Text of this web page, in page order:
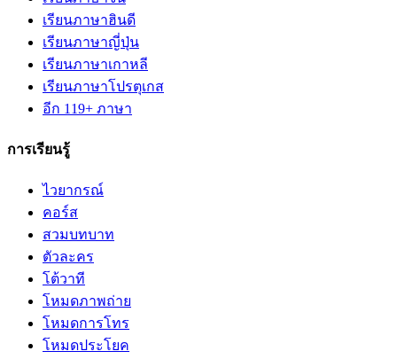
เรียนภาษาฮินดี
เรียนภาษาญี่ปุ่น
เรียนภาษาเกาหลี
เรียนภาษาโปรตุเกส
อีก 119+ ภาษา
การเรียนรู้
ไวยากรณ์
คอร์ส
สวมบทบาท
ตัวละคร
โต้วาที
โหมดภาพถ่าย
โหมดการโทร
โหมดประโยค